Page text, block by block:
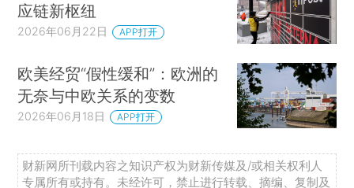
应链新枢纽
2026年06月22日 APP打开
欧美经贸“假性缓和”：欧洲的
无奈与中欧关系的变数
2026年06月18日 APP打开
财新网所刊载内容之知识产权为财新传媒及/或相关权利人
专属所有或持有。未经许可，禁止进行转载、摘编、复制及